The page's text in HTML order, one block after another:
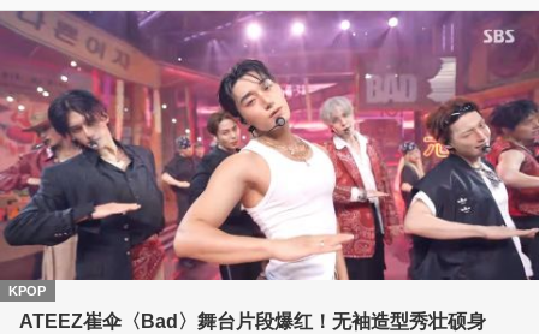
KPOP
ATEEZ崔伞〈Bad〉舞台片段爆红！无袖造型秀壮硕身